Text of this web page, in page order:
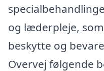
og læderpleje,
beskytte og
Overvej følgende